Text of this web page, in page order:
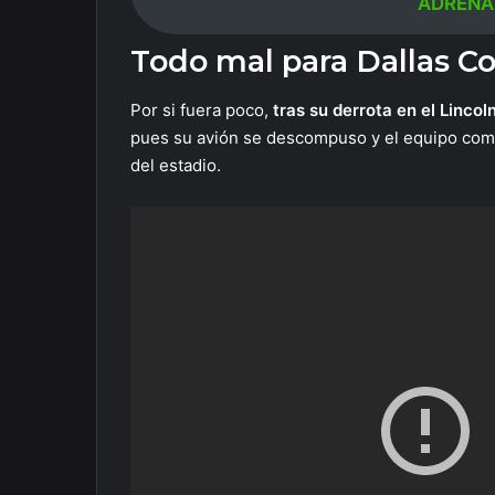
Todo mal para Dallas
Por si fuera poco, tras su derrota en el
pues su avión se descompuso y el equipo
del estadio.